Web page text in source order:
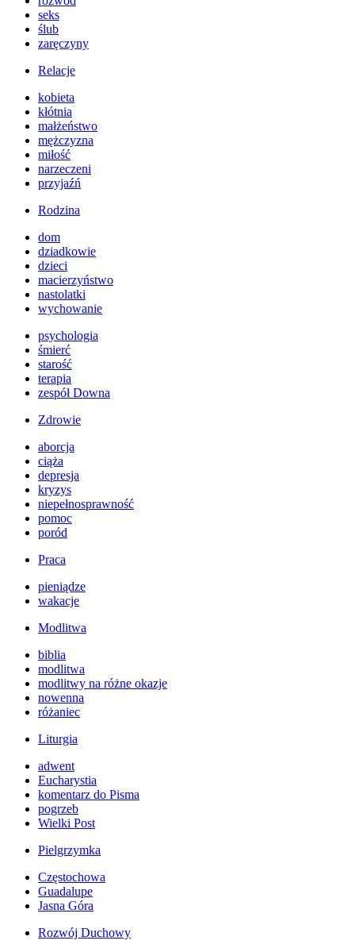
seks
ślub
zaręczyny
Relacje
kobieta
kłótnia
małżeństwo
mężczyzna
miłość
narzeczeni
przyjaźń
Rodzina
dom
dziadkowie
dzieci
macierzyństwo
nastolatki
wychowanie
psychologia
śmierć
starość
terapia
zespół Downa
Zdrowie
aborcja
ciąża
depresja
kryzys
niepełnosprawność
pomoc
poród
Praca
pieniądze
wakacje
Modlitwa
biblia
modlitwa
modlitwy na różne okazje
nowenna
różaniec
Liturgia
adwent
Eucharystia
komentarz do Pisma
pogrzeb
Wielki Post
Pielgrzymka
Częstochowa
Guadalupe
Jasna Góra
Rozwój Duchowy